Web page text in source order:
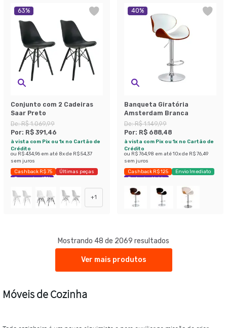
63%
Conjunto com 2 Cadeiras
Saar Preto
De:R$ 1.069,99
Por: R$ 391,46
à vista com Pix ou 1x no Cartão de
Crédito
ou R$ 434,96 em até 8x de R$ 54,37
sem juros
Cashback R$ 75
Últimas peças
Economize 63%
+1
40%
Banqueta Giratória
Amsterdam Branca
De:R$ 1.149,99
Por: R$ 688,48
à vista com Pix ou 1x no Cartão de
Crédito
ou R$ 764,98 em até10x de R$ 76,49
sem juros
Cashback R$ 125
Envio Imediato
Exclusivo Mobly
Mostrando 48 de 2069 resultados
Ver mais produtos